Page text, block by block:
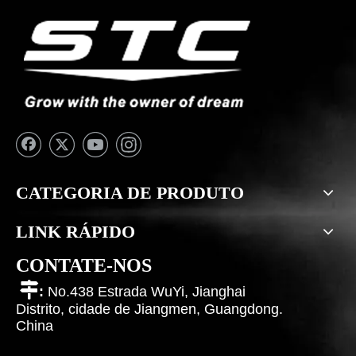
CATEGORIA DE PRODUTO
LINK RÁPIDO
CONTATE-NOS
: No.438 Estrada WuYi, Jianghai
Distrito, cidade de Jiangmen, Guangdong.
China